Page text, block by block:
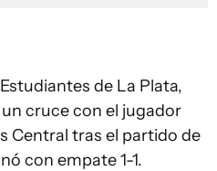
de La Plata,
cruce con el jugador
Central tras el partido de
con empate 1-1.